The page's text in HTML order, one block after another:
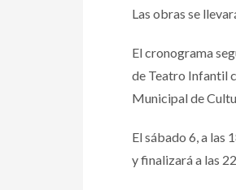
Las obras se
El cronograma
de Teatro Infantil
Municipal de
El sábado 6, a las
y finalizará a las